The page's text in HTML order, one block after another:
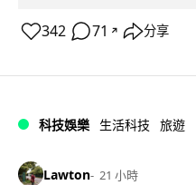
342 71 ↗ 分享
科技娛樂 生活科技 旅遊
Lawton 21 小時